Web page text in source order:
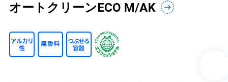
オートクリーンECO M/AK